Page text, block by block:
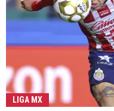
LIGA MX